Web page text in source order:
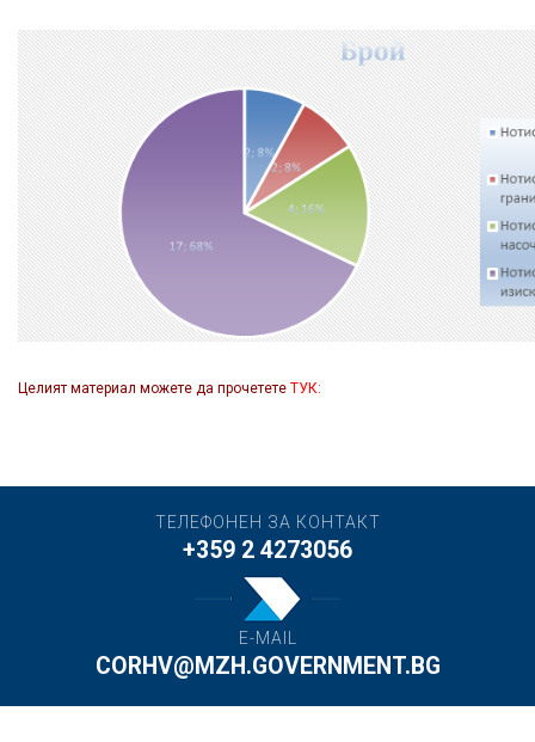
Целият материал можете да прочетете ТУК:
ТЕЛЕФОНЕН ЗА КОНТАКТ
+359 2 4273056
E-MAIL
CORHV@MZH.GOVERNMENT.BG